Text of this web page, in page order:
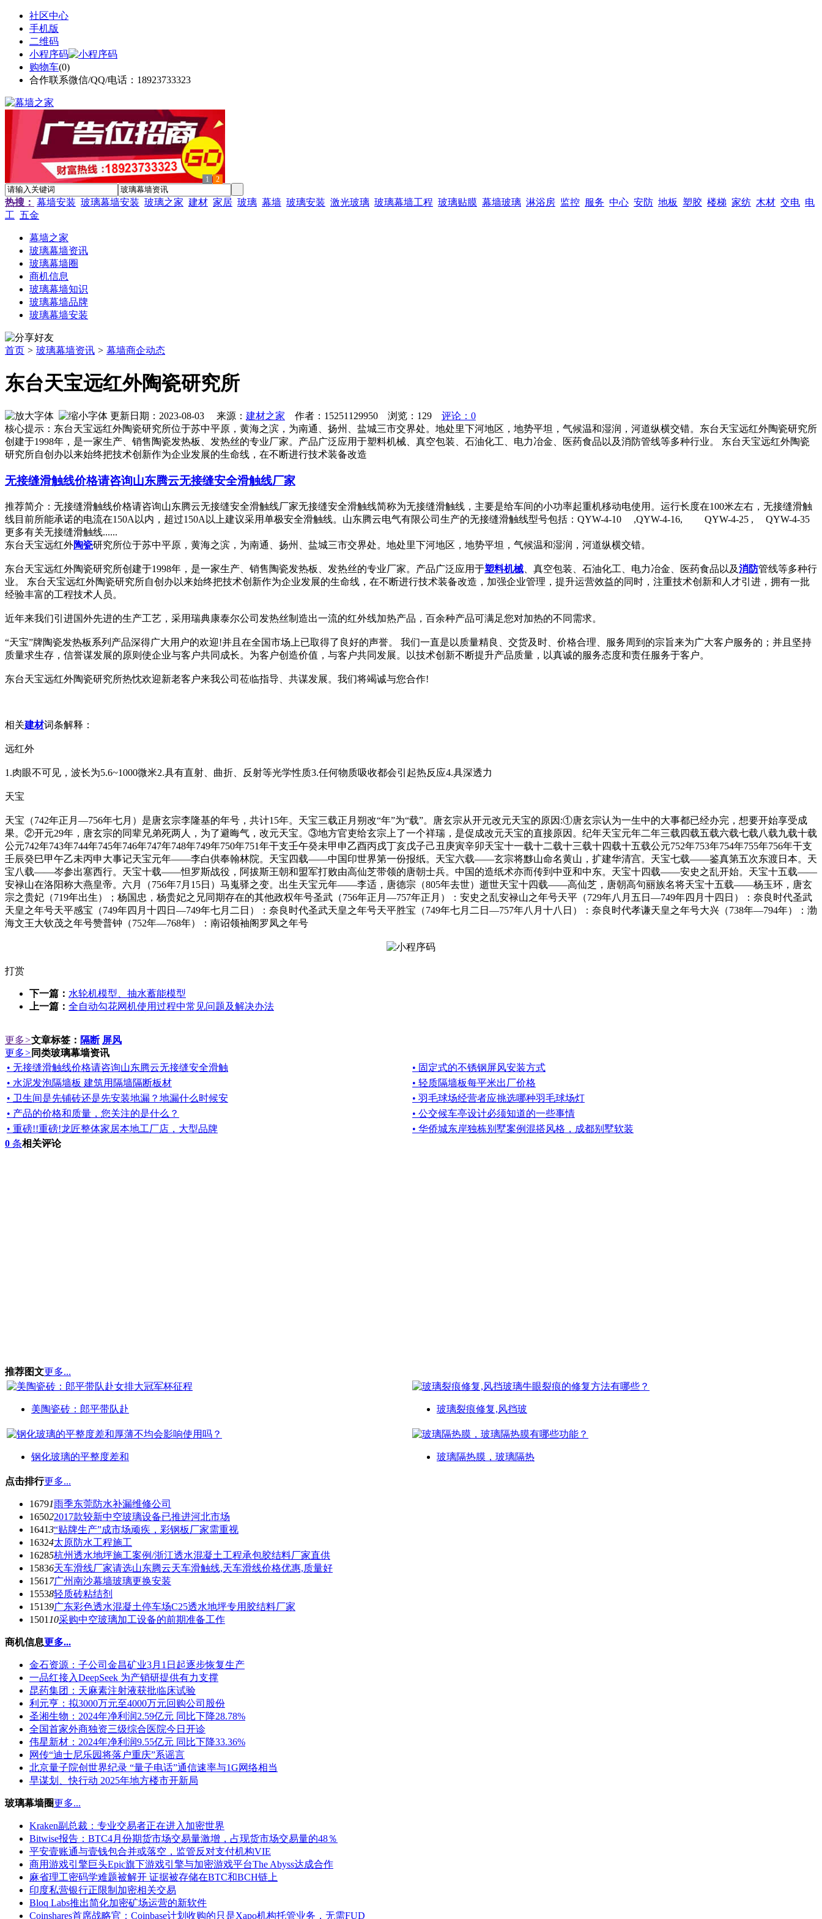
社区中心
手机版
二维码
小程序码
购物车(0)
合作联系微信/QQ/电话：18923733323
1 2
热搜： 幕墙安装 玻璃幕墙安装 玻璃之家 建材 家居 玻璃 幕墙 玻璃安装 激光玻璃 玻璃幕墙工程 玻璃贴膜 幕墙玻璃 淋浴房 监控 服务 中心 安防 地板 塑胶 楼梯 家纺 木材 交电 电
工 五金
幕墙之家
玻璃幕墙资讯
玻璃幕墙圈
商机信息
玻璃幕墙知识
玻璃幕墙品牌
玻璃幕墙安装
首页 > 玻璃幕墙资讯 > 幕墙商企动态
东台天宝远红外陶瓷研究所
更新日期：2023-08-03 来源： 建材之家 作者：15251129950 浏览： 129
评论：0
核心提示：东台天宝远红外陶瓷研究所位于苏中平原，黄海之滨，为南通、扬州、盐城三市交界处。地处里下河地区，地势平坦，气候温和湿润，河道纵横交错。东台天宝远红外陶瓷研究所
创建于1998年，是一家生产、销售陶瓷发热板、发热丝的专业厂家。产品广泛应用于塑料机械、真空包装、石油化工、电力冶金、医药食品以及消防管线等多种行业。 东台天宝远红外陶瓷
研究所自创办以来始终把技术创新作为企业发展的生命线，在不断进行技术装备改造
无接缝滑触线价格请咨询山东腾云无接缝安全滑触线厂家
推荐简介：无接缝滑触线价格请咨询山东腾云无接缝安全滑触线厂家无接缝安全滑触线简称为无接缝滑触线，主要是给车间的小功率起重机移动电使用。运行长度在100米左右，无接缝滑触
线目前所能承诺的电流在150A以内，超过150A以上建议采用单极安全滑触线。山东腾云电气有限公司生产的无接缝滑触线型号包括：QYW-4-10 ,QYW-4-16, QYW-4-25 , QYW-4-35
更多有关无接缝滑触线......
东台天宝远红外陶瓷研究所位于苏中平原，黄海之滨，为南通、扬州、盐城三市交界处。地处里下河地区，地势平坦，气候温和湿润，河道纵横交错。
东台天宝远红外陶瓷研究所创建于1998年，是一家生产、销售陶瓷发热板、发热丝的专业厂家。产品广泛应用于塑料机械 、真空包装、石油化工、电力冶金、医药食品以及消防管线等多种行
业。 东台天宝远红外陶瓷研究所自创办以来始终把技术创新作为企业发展的生命线，在不断进行技术装备改造，加强企业管理，提升运营效益的同时，注重技术创新和人才引进，拥有一批
经验丰富的工程技术人员。
近年来我们引进国外先进的生产工艺，采用瑞典康泰尔公司发热丝制造出一流的红外线加热产品，百余种产品可满足您对加热的不同需求。
“天宝”牌陶瓷发热板系列产品深得广大用户的欢迎!并且在全国市场上已取得了良好的声誉。 我们一直是以质量精良、交货及时、价格合理、服务周到的宗旨来为广大客户服务的；并且坚持
质量求生存，信誉谋发展的原则使企业与客户共同成长。为客户创造价值，与客户共同发展。以技术创新不断提升产品质量，以真诚的服务态度和责任服务于客户。
东台天宝远红外陶瓷研究所热忱欢迎新老客户来我公司莅临指导、共谋发展。我们将竭诚与您合作!
相关建材词条解释：
远红外
1.肉眼不可见，波长为5.6~1000微米2.具有直射、曲折、反射等光学性质3.任何物质吸收都会引起热反应4.具深透力
天宝
天宝（742年正月—756年七月）是唐玄宗李隆基的年号，共计15年。天宝三载正月朔改“年”为“载”。唐玄宗从开元改元天宝的原因:①唐玄宗认为一生中的大事都已经办完，想要开始享受成
果。②开元29年，唐玄宗的同辈兄弟死两人，为了避晦气，改元天宝。③地方官吏给玄宗上了一个祥瑞，是促成改元天宝的直接原因。纪年天宝元年二年三载四载五载六载七载八载九载十载
公元742年743年744年745年746年747年748年749年750年751年干支壬午癸未甲申乙酉丙戌丁亥戊子己丑庚寅辛卯天宝十一载十二载十三载十四载十五载公元752年753年754年755年756年干支
壬辰癸巳甲午乙未丙申大事记天宝元年——李白供奉翰林院。天宝四载——中国印世界第一份报纸。天宝六载——玄宗将黟山命名黄山，扩建华清宫。天宝七载——鉴真第五次东渡日本。天
宝八载——岑参出塞西行。天宝十载——怛罗斯战役，阿拔斯王朝和盟军打败由高仙芝带领的唐朝士兵。中国的造纸术亦而传到中亚和中东。天宝十四载——安史之乱开始。天宝十五载——
安禄山在洛阳称大燕皇帝。六月（756年7月15日）马嵬驿之变。出生天宝元年——李适，唐德宗（805年去世）逝世天宝十四载——高仙芝，唐朝高句丽族名将天宝十五载——杨玉环，唐玄
宗之贵妃（719年出生）；杨国忠，杨贵妃之兄同期存在的其他政权年号圣武（756年正月—757年正月）：安史之乱安禄山之年号天平（729年八月五日—749年四月十四日）：奈良时代圣武
天皇之年号天平感宝（749年四月十四日—749年七月二日）：奈良时代圣武天皇之年号天平胜宝（749年七月二日—757年八月十八日）：奈良时代孝谦天皇之年号大兴（738年—794年）：渤
海文王大钦茂之年号赞普钟（752年—768年）：南诏领袖阁罗凤之年号
打赏
下一篇： 水轮机模型、抽水蓄能模型
上一篇： 全自动勾花网机使用过程中常见问题及解决办法
更多>文章标签： 隔断 屏风
更多> 同类玻璃幕墙资讯
• 无接缝滑触线价格请咨询山东腾云无接缝安全滑触
• 固定式的不锈钢屏风安装方式
• 水泥发泡隔墙板 建筑用隔墙隔断板材
• 轻质隔墙板每平米出厂价格
• 卫生间是先铺砖还是先安装地漏？地漏什么时候安
• 羽毛球场经营者应挑选哪种羽毛球场灯
• 产品的价格和质量，您关注的是什么？
• 公交候车亭设计必须知道的一些事情
• 重磅!!重磅!龙匠整体家居本地工厂店，大型品牌
• 华侨城东岸独栋别墅案例混搭风格，成都别墅软装
0 条相关评论
推荐图文更多...
美陶瓷砖：郎平带队赴 玻璃裂痕修复,风挡玻
钢化玻璃的平整度差和 玻璃隔热膜，玻璃隔热
点击排行更多...
16791雨季东莞防水补漏维修公司
165022017款较新中空玻璃设备已推进河北市场
16413“贴牌生产”成市场顽疾，彩钢板厂家需重视
16324太原防水工程施工
16285杭州透水地坪施工案例/浙江透水混凝土工程承包胶结料厂家直供
15836天车滑线厂家请选山东腾云天车滑触线,天车滑线价格优惠,质量好
1561 7广州南沙幕墙玻璃更换安装
15538轻质砖粘结剂
15139广东彩色透水混凝土停车场C25透水地坪专用胶结料厂家
1501 10采购中空玻璃加工设备的前期准备工作
商机信息更多...
金石资源：子公司金昌矿业3月1日起逐步恢复生产
一品红接入DeepSeek 为产销研提供有力支撑
昆药集团：天麻素注射液获批临床试验
利元亨：拟3000万元至4000万元回购公司股份
圣湘生物：2024年净利润2.59亿元 同比下降28.78%
全国首家外商独资三级综合医院今日开诊
伟星新材：2024年净利润9.55亿元 同比下降33.36%
网传“迪士尼乐园将落户重庆”系谣言
北京量子院创世界纪录 “量子电话”通信速率与1G网络相当
早谋划、快行动 2025年地方楼市开新局
玻璃幕墙圈更多...
Kraken副总裁：专业交易者正在进入加密世界
Bitwise报告：BTC4月份期货市场交易量激增，占现货市场交易量的48％
平安壹账通与壹钱包合并或落空，监管反对支付机构VIE
商用游戏引擎巨头Epic旗下游戏引擎与加密游戏平台The Abyss达成合作
麻省理工密码学难题被解开 证据被存储在BTC和BCH链上
印度私营银行正限制加密相关交易
Bloq Labs推出简化加密矿场运营的新软件
Coinshares首席战略官：Coinbase计划收购的只是Xapo机构托管业务，无需FUD